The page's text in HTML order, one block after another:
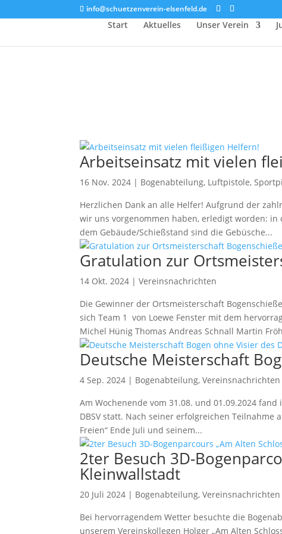
info@schuetzenverein-elsenfeld.de
Start Aktuelles Unser Verein
Arbeitseinsatz mit vielen
16 Nov. 2024 | Bogenabteilung, Luftpistole,
Herzlichen Dank an alle Helfer! Aufgrund der
wir uns vorgenommen haben, erledigt worden:
dem Gebäude/Schießstand sind die Gebüsche...
Gratulation zur
14 Okt. 2024 |Vereinsnachrichten
Die Gewinner der Ortsmeisterschaft
sich Team 1 von Loewe Fenster mit dem
Michel Hünig Thomas Andreas Schnall Martin
Deutsche Meisterschaft
4 Sep. 2024 | Bogenabteilung,Vereinsnachrichten
Am Wochenende vom 31.08. und 01.09.2024
DBSV statt. Nach seiner erfolgreichen Teilnahme
Freien“ Ende Juli und seinem...
2ter Besuch 3D-
Kleinwallstadt
20 Juli 2024 | Bogenabteilung,Vereinsnachrichten
Bei hervorragendem Wetter besuchte die
unserem Vereinskollegen Holger „Am Alten